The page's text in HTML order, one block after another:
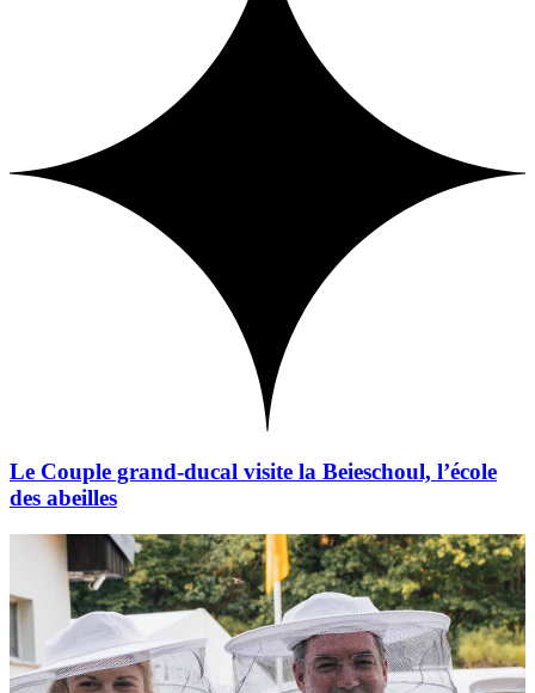
Le Couple grand-ducal visite la Beieschoul, l’école
des abeilles